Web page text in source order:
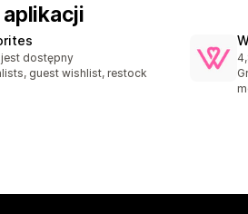
jest dostępny
guest wishlist, restock